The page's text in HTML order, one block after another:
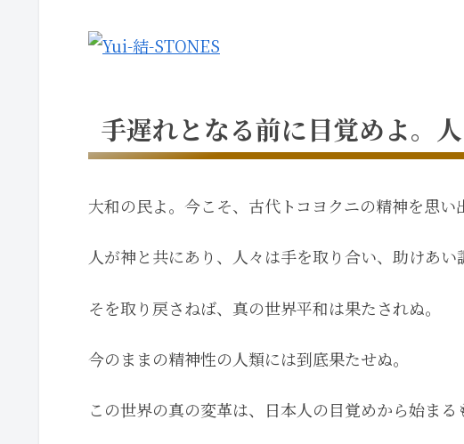
手遅れとなる前に目覚めよ。人
大和の民よ。今こそ、古代トコヨクニの精神を思い
人が神と共にあり、人々は手を取り合い、助けあい
そを取り戻さねば、真の世界平和は果たされぬ。
今のままの精神性の人類には到底果たせぬ。
この世界の真の変革は、日本人の目覚めから始まる